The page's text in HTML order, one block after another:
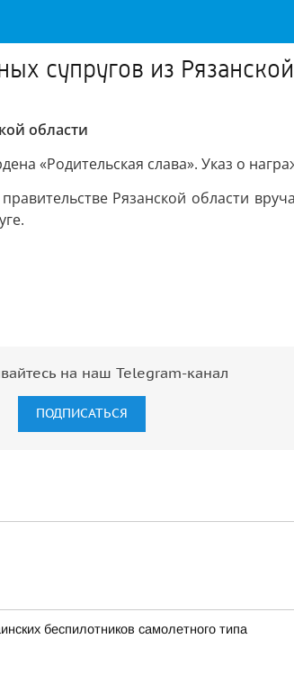
супругов из
области
«Родительская слава». Указ о
Рязанской области
на наш Telegram-канал
ПОДПИСАТЬСЯ
беспилотников самолетного типа